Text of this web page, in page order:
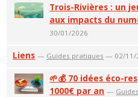
Trois-Rivières : un
aux impacts du
30/01/2026
Liens — Guides pratiques — 02/11/
🌱💰 70 idées éco-
1000€ par an —